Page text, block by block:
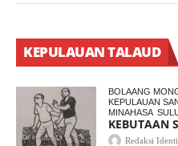
KEPULAUAN TALAUD
BOLAANG
KEPULAUAN
MINAHASA
KEBUTAAN
Redaksi